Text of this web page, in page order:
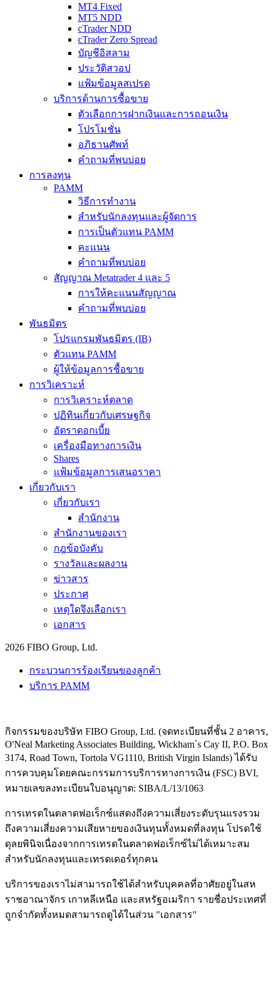
MT4 Fixed
MT5 NDD
cTrader NDD
cTrader Zero Spread
บัญชีอิสลาม
ประวัติสวอป
แฟ้มข้อมูลสเปรด
บริการด้านการซื้อขาย
ตัวเลือกการฝากเงินและการถอนเงิน
โปรโมชั่น
อภิธานศัพท์
คำถามที่พบบ่อย
การลงทุน
PAMM
วิธีการทำงาน
สำหรับนักลงทุนและผู้จัดการ
การเป็นตัวแทน PAMM
คะแนน
คำถามที่พบบ่อย
สัญญาณ Metatrader 4 และ 5
การให้คะแนนสัญญาณ
คำถามที่พบบ่อย
พันธมิตร
โปรแกรมพันธมิตร (IB)
ตัวแทน PAMM
ผู้ให้ข้อมูลการซื้อขาย
การวิเคราะห์
การวิเคราะห์ตลาด
ปฏิทินเกี่ยวกับเศรษฐกิจ
อัตราดอกเบี้ย
เครื่องมือทางการเงิน
Shares
แฟ้มข้อมูลการเสนอราคา
เกี่ยวกับเรา
เกี่ยวกับเรา
สำนักงาน
สำนักงานของเรา
กฎข้อบังคับ
รางวัลและผลงาน
ข่าวสาร
ประกาศ
เหตุใดจึงเลือกเรา
เอกสาร
2026 FIBO Group, Ltd.
กระบวนการร้องเรียนของลูกค้า
บริการ PAMM
กิจกรรมของบริษัท FIBO Group, Ltd. (จดทะเบียนที่ชั้น 2 อาคาร,
O'Neal Marketing Associates Building, Wickham`s Cay II, P.O. Box
3174, Road Town, Tortola VG1110, British Virgin Islands) ได้รับ
การควบคุมโดยคณะกรรมการบริการทางการเงิน (FSC) BVI,
หมายเลขลงทะเบียนใบอนุญาต: SIBA/L/13/1063
การเทรดในตลาดฟอเร็กซ์แสดงถึงความเสี่ยงระดับรุนแรงรวม
ถึงความเสี่ยงความเสียหายของเงินทุนทั้งหมดที่ลงทุน โปรดใช้
ดุลยพินิจเนื่องจากการเทรดในตลาดฟอเร็กซ์ไม่ได้เหมาะสม
สำหรับนักลงทุนและเทรดเดอร์ทุกคน
บริการของเราไม่สามารถใช้ได้สำหรับบุคคลที่อาศัยอยู่ในสห
ราชอาณาจักร เกาหลีเหนือ และสหรัฐอเมริกา รายชื่อประเทศที่
ถูกจำกัดทั้งหมดสามารถดูได้ในส่วน "เอกสาร"